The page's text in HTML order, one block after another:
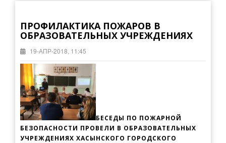
ПРОФИЛАКТИКА ПОЖАРОВ В
ОБРАЗОВАТЕЛЬНЫХ УЧРЕЖДЕНИЯХ
19-АПР-2018, 11:45
БЕСЕДЫ ПО ПОЖАРНОЙ
БЕЗОПАСНОСТИ ПРОВЕЛИ В ОБРАЗОВАТЕЛЬНЫХ
УЧРЕЖДЕНИЯХ ХАСЫНСКОГО ГОРОДСКОГО